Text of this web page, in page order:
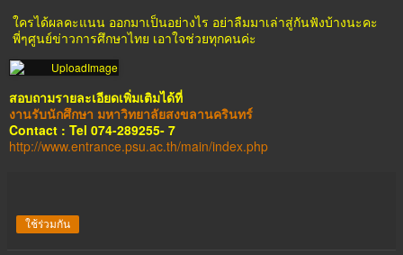
ใครได้ผลคะแนน ออกมาเป็นอย่างไร อย่าลืมมาเล่าสู่กันฟังบ้างนะคะ
พี่ๆศูนย์ข่าวการศึกษาไทย เอาใจช่วยทุกคนค่ะ
สอบถามรายละเอียดเพิ่มเติมได้ที่
งานรับนักศึกษา มหาวิทยาลัยสงขลานครินทร์
Contact : Tel 074-289255- 7
http://www.entrance.psu.ac.th/main/index.php
ใช้ร่วมกัน